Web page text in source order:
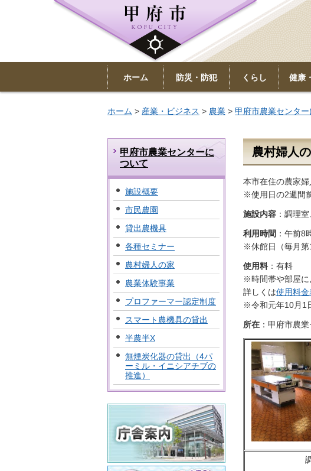
ホーム 防災・防犯 くらし 健康
ホーム > 産業・ビジネス > 農業 > 甲府市農業センタ
甲府市農業センターに
ついて
施設概要
市民農園
貸出農機具
各種セミナー
農村婦人の家
農業体験事業
プロファーマー認定制度
スマート農機具の貸出
半農半X
無煙炭化器の貸出（4パ
ーミル・イニシアチブの
推進）
農村婦人の
本市在住の農家
※使用日の2週間
施設内容 ：調理
利用時間 ：午前8
※休館日（毎月第
使用料 ：有料
※時間帯や部屋に
詳しくは使用料金
※令和元年10月1
所在 ：甲府市農